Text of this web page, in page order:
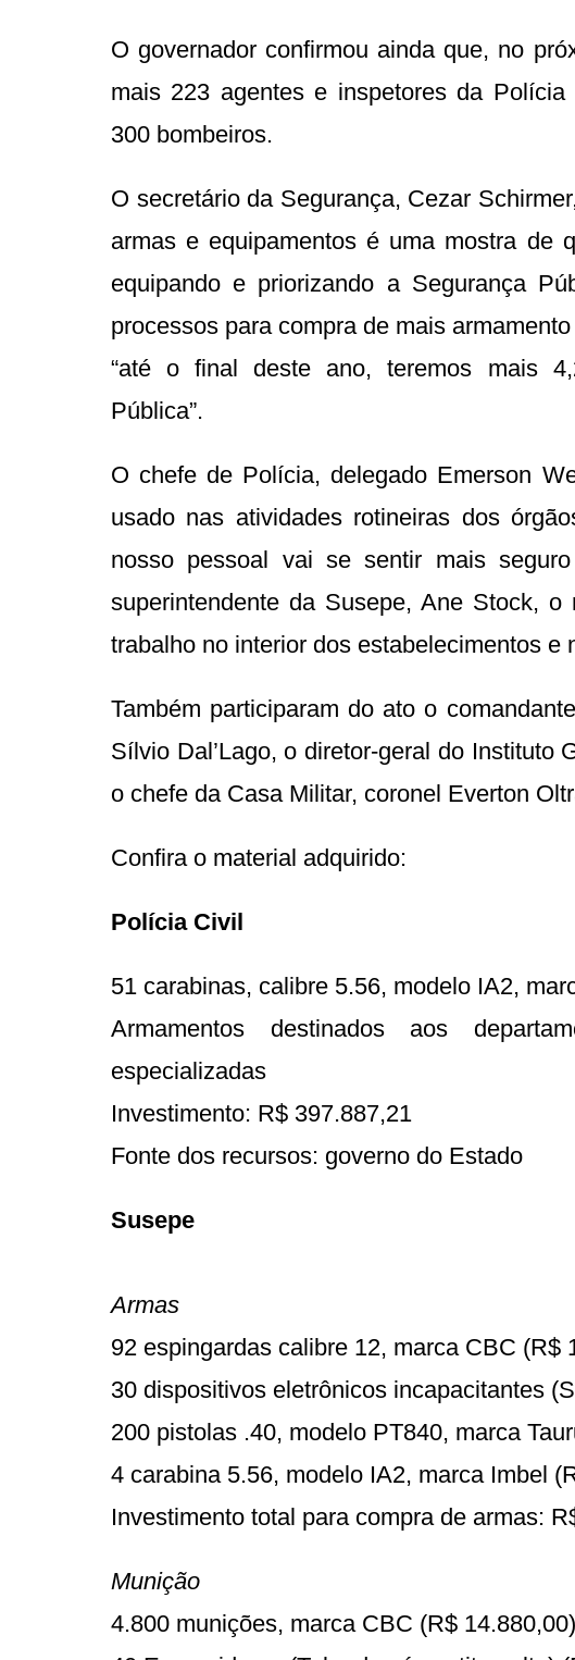
O governador confirmou ainda que, no
mais 223 agentes e inspetores da
300 bombeiros.
O secretário da Segurança, Cezar
armas e equipamentos é uma mostra de
equipando e priorizando a Segurança
processos para compra de mais
“até o final deste ano, teremos mais
Pública”.
O chefe de Polícia, delegado Emerson
usado nas atividades rotineiras dos
nosso pessoal vai se sentir mais
superintendente da Susepe, Ane Stock, o
trabalho no interior dos estabelecimentos e
Também participaram do ato o
Sílvio Dal’Lago, o diretor-geral do Instituto
o chefe da Casa Militar, coronel Everton
Confira o material adquirido:
Polícia Civil
51 carabinas, calibre 5.56, modelo IA2,
Armamentos destinados aos
especializadas
Investimento: R$ 397.887,21
Fonte dos recursos: governo do Estado
Susepe
Armas
92 espingardas calibre 12, marca CBC (R$
30 dispositivos eletrônicos incapacitantes
200 pistolas .40, modelo PT840, marca
4 carabina 5.56, modelo IA2, marca Imbel
Investimento total para compra de armas:
Munição
4.800 munições, marca CBC (R$ 14.880,00)